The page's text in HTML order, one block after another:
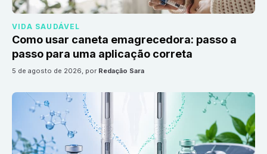
VIDA SAUDÁVEL
Como usar caneta emagrecedora: passo a
passo para uma aplicação correta
5 de agosto de 2026, por Redação Sara